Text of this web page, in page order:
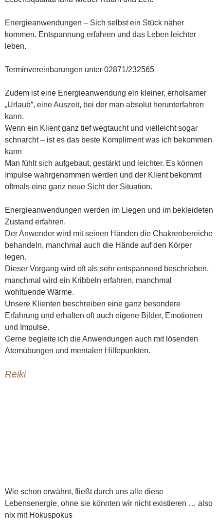
Energieanwendungen – Sich selbst ein Stück näher
kommen. Entspannung erfahren und das Leben leichter
leben.
Terminvereinbarungen unter 02871/232565
Zudem ist eine Energieanwendung ein kleiner, erholsamer
„Urlaub“, eine Auszeit, bei der man absolut herunterfahren
kann.
Wenn ein Klient ganz tief wegtaucht und vielleicht sogar
schnarcht – ist es das beste Kompliment was ich bekommen
kann
Man fühlt sich aufgebaut, gestärkt und leichter. Es können
Impulse wahrgenommen werden und der Klient bekommt
oftmals eine ganz neue Sicht der Situation.
Energieanwendungen werden im Liegen und im bekleideten
Zustand erfahren.
Der Anwender wird mit seinen Händen die Chakrenbereiche
behandeln, manchmal auch die Hände auf den Körper
legen.
Dieser Vorgang wird oft als sehr entspannend beschrieben,
manchmal wird ein Kribbeln erfahren, manchmal
wohltuende Wärme.
Unsere Klienten beschreiben eine ganz besondere
Erfahrung und erhalten oft auch eigene Bilder, Emotionen
und Impulse.
Gerne begleite ich die Anwendungen auch mit lösenden
Atemübungen und mentalen Hilfepunkten.
Reiki
Wie schon erwähnt, fließt durch uns alle diese
Lebensenergie, ohne sie könnten wir nicht existieren … also
nix mit Hokuspokus